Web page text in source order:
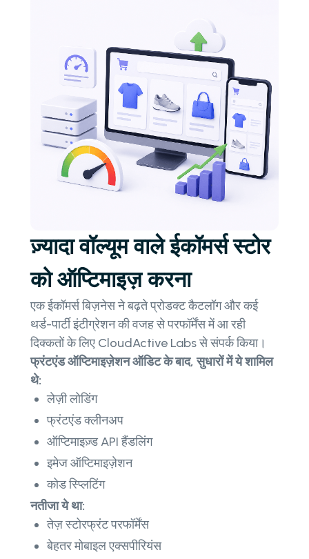
ज़्यादा वॉल्यूम वाले ईकॉमर्स स्टोर
को ऑप्टिमाइज़ करना
एक ईकॉमर्स बिज़नेस ने बढ़ते प्रोडक्ट कैटलॉग और कई
थर्ड-पार्टी इंटीग्रेशन की वजह से परफॉर्मेंस में आ रही
दिक्कतों के लिए CloudActive Labs से संपर्क किया।
फ्रंटएंड ऑप्टिमाइज़ेशन ऑडिट के बाद, सुधारों में ये शामिल
थे:
लेज़ी लोडिंग
फ्रंटएंड क्लीनअप
ऑप्टिमाइज़्ड API हैंडलिंग
इमेज ऑप्टिमाइज़ेशन
कोड स्प्लिटिंग
नतीजा ये था:
तेज़ स्टोरफ्रंट परफॉर्मेंस
बेहतर मोबाइल एक्सपीरियंस